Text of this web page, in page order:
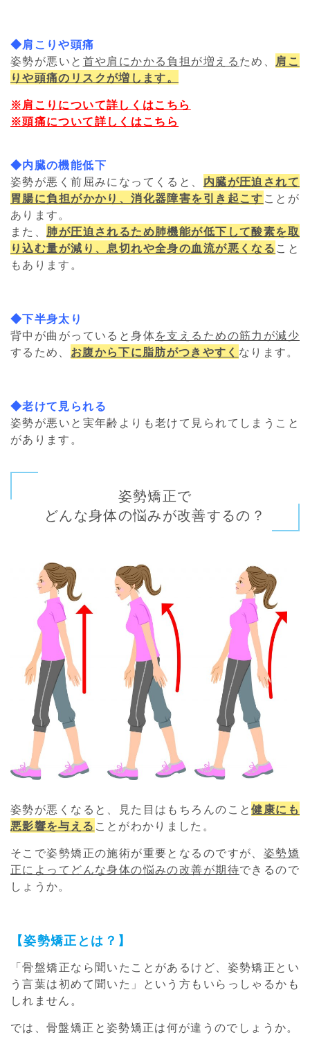
◆肩こりや頭痛
姿勢が悪いと 首や肩にかかる負担が増えるため、 肩こ
りや頭痛のリスクが増します。
※肩こりについて詳しくはこちら
※頭痛について詳しくはこちら
◆内臓の機能低下
姿勢が悪く前屈みになってくると、 内臓が圧迫されて
胃腸に負担がかかり、消化器障害を引き起こすことが
あります。
また、 肺が圧迫されるため肺機能が低下して酸素を取
り込む量が減り、息切れや全身の血流が悪くなること
もあります。
◆下半身太り
背中が曲がっていると身体を支えるための筋力が減少
するため、 お腹から下に脂肪がつきやすく なります。
◆老けて見られる
姿勢が悪いと実年齢よりも老けて見られてしまうこと
があります。
姿勢矯正で
どんな身体の悩みが改善するの？
姿勢が悪くなると、見た目はもちろんのこと健康にも
悪影響を与える ことがわかりました。
そこで姿勢矯正の施術が重要となるのですが、 姿勢矯
正によってどんな身体の悩みの改善が期待できるので
しょうか。
【姿勢矯正とは？】
「骨盤矯正なら聞いたことがあるけど、姿勢矯正とい
う言葉は初めて聞いた」という方もいらっしゃるかも
しれません。
では、骨盤矯正と姿勢矯正は何が違うのでしょうか。